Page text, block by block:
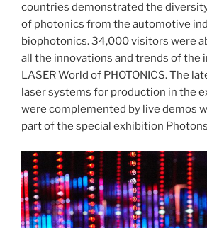
countries demonstrated the
of photonics from the automotive
biophotonics. 34,000 visitors were
all the innovations and trends of the
LASER World of PHOTONICS. The
laser systems for production in the
were complemented by live demos
part of the special exhibition